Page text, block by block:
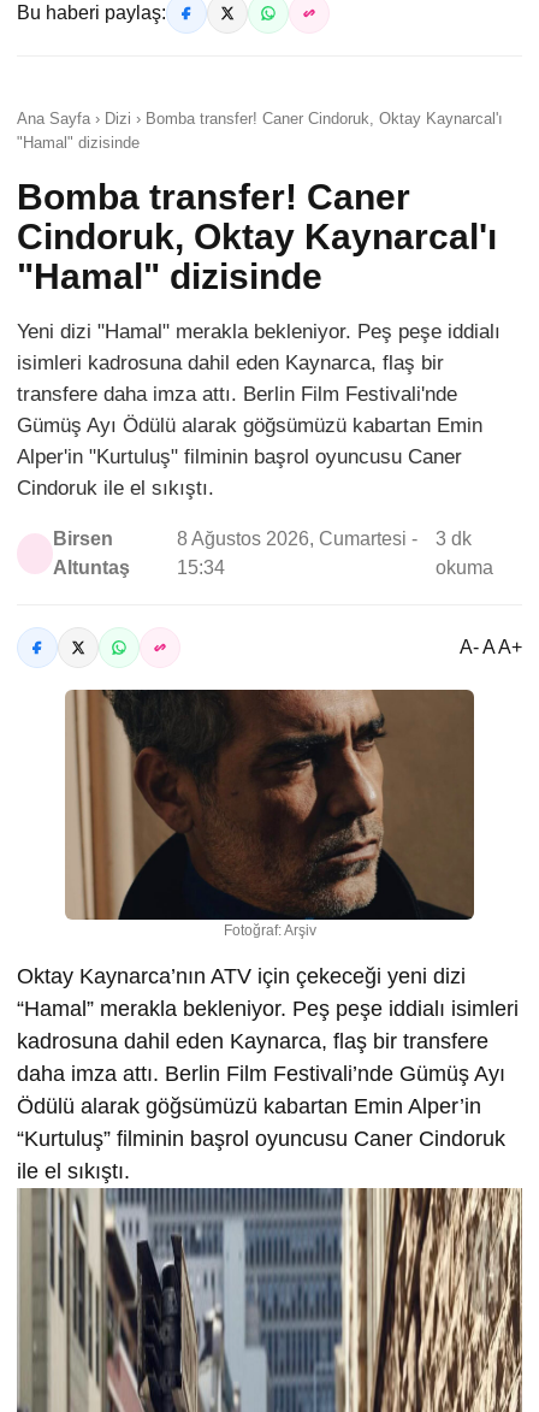
Bu haberi paylaş:
Ana Sayfa › Dizi › Bomba transfer! Caner Cindoruk, Oktay Kaynarcal'ı
"Hamal" dizisinde
Bomba transfer! Caner
Cindoruk, Oktay Kaynarcal'ı
"Hamal" dizisinde
Yeni dizi "Hamal" merakla bekleniyor. Peş peşe iddialı
isimleri kadrosuna dahil eden Kaynarca, flaş bir
transfere daha imza attı. Berlin Film Festivali'nde
Gümüş Ayı Ödülü alarak göğsümüzü kabartan Emin
Alper'in "Kurtuluş" filminin başrol oyuncusu Caner
Cindoruk ile el sıkıştı.
Birsen
Altuntaş
8 Ağustos 2026, Cumartesi -
15:34
3 dk
okuma
A- A A+
Fotoğraf: Arşiv
Oktay Kaynarca’nın ATV için çekeceği yeni dizi
“Hamal” merakla bekleniyor. Peş peşe iddialı isimleri
kadrosuna dahil eden Kaynarca, flaş bir transfere
daha imza attı. Berlin Film Festivali’nde Gümüş Ayı
Ödülü alarak göğsümüzü kabartan Emin Alper’in
“Kurtuluş” filminin başrol oyuncusu Caner Cindoruk
ile el sıkıştı.